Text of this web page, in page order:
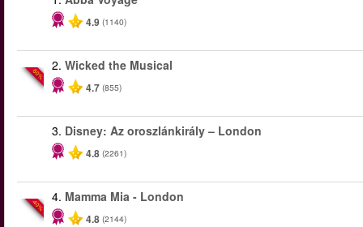
4.9 (1140)
-50%
2. Wicked the Musical
4.7 (855)
3. Disney: Az oroszlánkirály – London
4.8 (2261)
-40%
4. Mamma Mia - London
4.8 (2144)